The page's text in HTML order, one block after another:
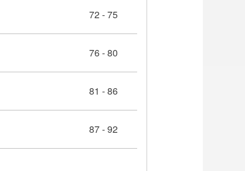
72 - 75
76 - 80
81 - 86
87 - 92